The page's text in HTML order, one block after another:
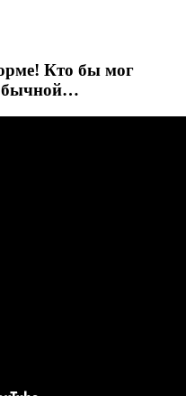
Кто бы мог